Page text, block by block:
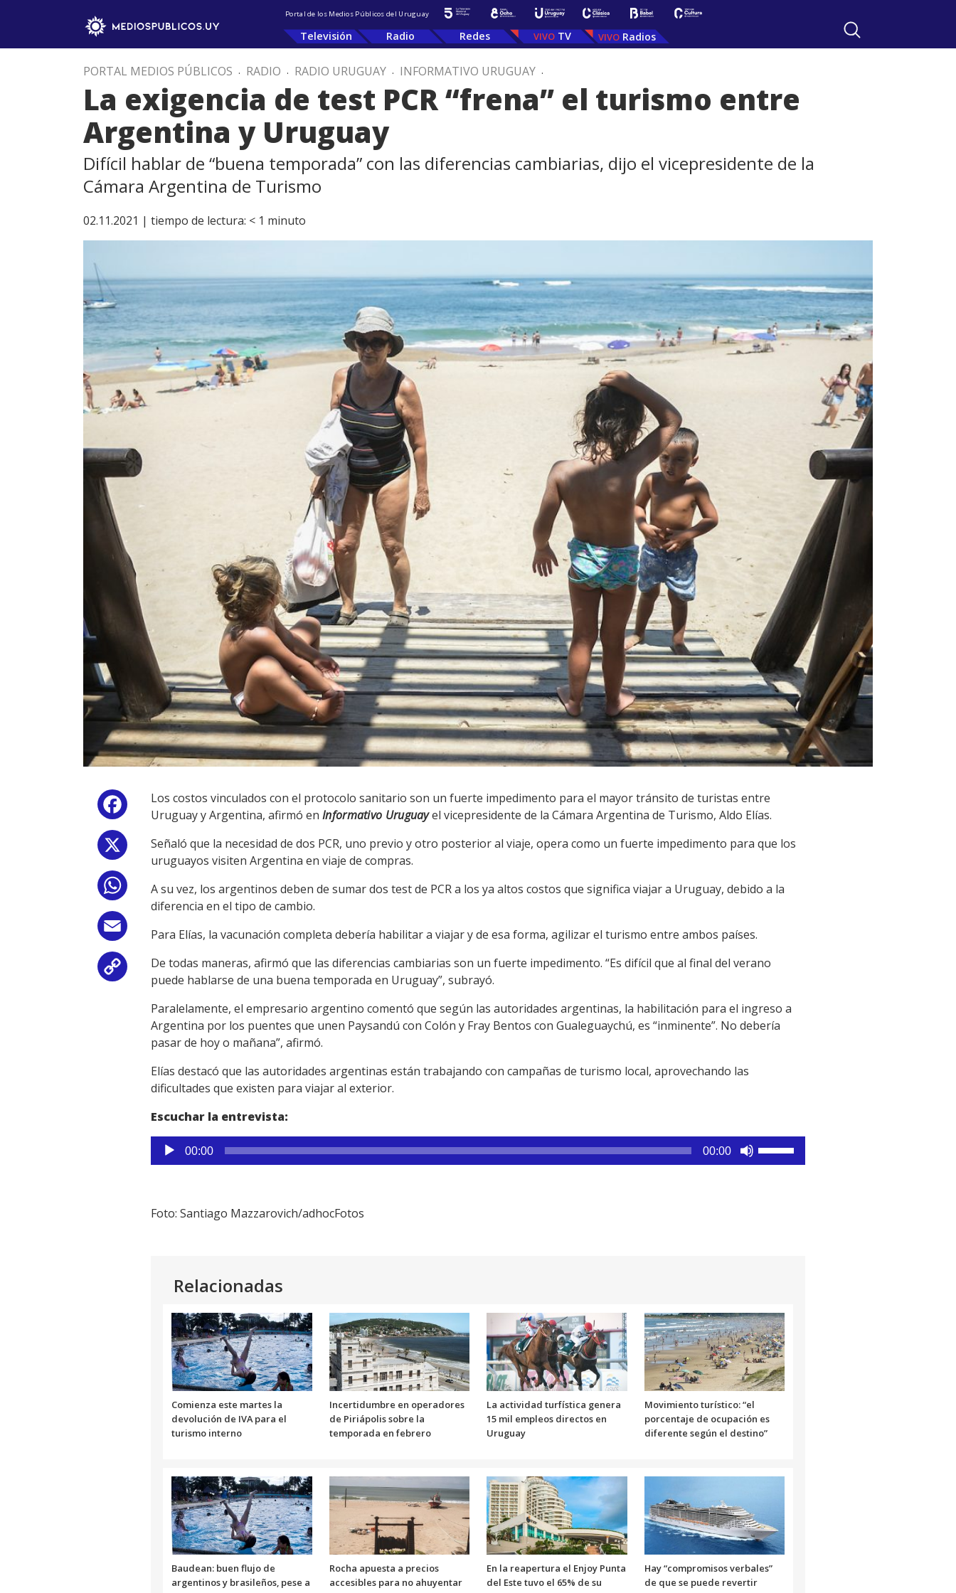
Portal de los Medios Públicos del Uruguay
Televisión Radio Redes TV Radios
PORTAL MEDIOS PÚBLICOS . RADIO . RADIO URUGUAY . INFORMATIVO URUGUAY .
La exigencia de test PCR “frena” el turismo entre
Argentina y Uruguay
Difícil hablar de “buena temporada” con las diferencias cambiarias, dijo el vicepresidente de la
Cámara Argentina de Turismo
02.11.2021 | tiempo de lectura: < 1 minuto
Facebook
WhatsApp
Email
Copy
Los costos vinculados con el protocolo sanitario son un fuerte impedimento para el mayor tránsito de turistas entre
Uruguay y Argentina, afirmó en Informativo Uruguayel vicepresidente de la Cámara Argentina de Turismo, Aldo Elías.
Señaló que la necesidad de dos PCR, uno previo y otro posterior al viaje, opera como un fuerte impedimento para que los
uruguayos visiten Argentina en viaje de compras.
A su vez, los argentinos deben de sumar dos test de PCR a los ya altos costos que significa viajar a Uruguay, debido a la
diferencia en el tipo de cambio.
Para Elías, la vacunación completa debería habilitar a viajar y de esa forma, agilizar el turismo entre ambos países.
De todas maneras, afirmó que las diferencias cambiarias son un fuerte impedimento. “Es difícil que al final del verano
puede hablarse de una buena temporada en Uruguay”, subrayó.
Paralelamente, el empresario argentino comentó que según las autoridades argentinas, la habilitación para el ingreso a
Argentina por los puentes que unen Paysandú con Colón y Fray Bentos con Gualeguaychú, es “inminente”. No debería
pasar de hoy o mañana”, afirmó.
Elías destacó que las autoridades argentinas están trabajando con campañas de turismo local, aprovechando las
dificultades que existen para viajar al exterior.
Escuchar la entrevista:
Reproductor
de
00:00 00:00
el
volumen.
Foto: Santiago Mazzarovich/adhocFotos
Relacionadas
Comienza este martes la
devolución de IVA para el
turismo interno
Incertidumbre en operadores
de Piriápolis sobre la
temporada en febrero
La actividad turfística genera
15 mil empleos directos en
Uruguay
Movimiento turístico: “el
porcentaje de ocupación es
diferente según el destino”
Baudean: buen flujo de
argentinos y brasileños, pese a
Rocha apuesta a precios
accesibles para no ahuyentar
En la reapertura el Enjoy Punta
del Este tuvo el 65% de su
Hay “compromisos verbales”
de que se puede revertir